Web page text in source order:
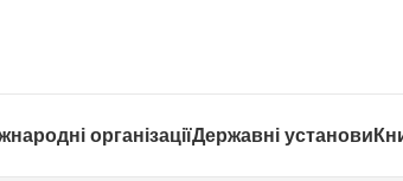
організаціїДержавні установи